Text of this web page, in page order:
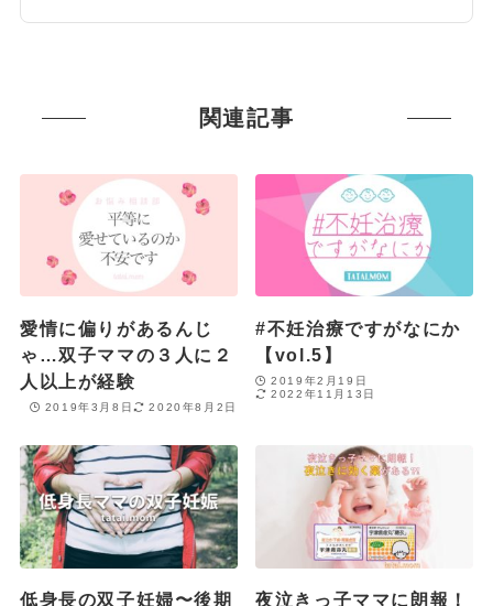
関連記事
愛情に偏りがあるんじ
ゃ…双子ママの３人に２
人以上が経験
2019年3月8日 2020年8月2日
#不妊治療ですがなにか
【vol.5】
2019年2月19日
2022年11月13日
低身長の双子妊婦〜後期 夜泣きっ子ママに朗報！